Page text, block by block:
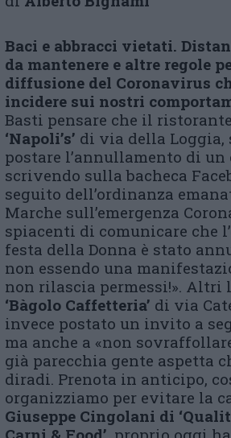
Baci e abbracci vietati.
da mantenere e altre regole
diffusione del Coronavirus
incidere sui nostri
Basti pensare che il
‘Napoli’s’ di via della Loggia,
postare l’annullamento di un
scrivendo sulla bacheca
seguito dell’ordinanza
Marche sull’emergenza
spiacenti di comunicare che
festa della Donna è stato
non essendo una
non rilascia permessi!». Altri
‘Bàgolo Caffetteria’ di via
invece postato un invito a
ma anche a «non
già parecchia gente aspetta
diradi. Prenota in anticipo,
organizziamo per evitare la
Giuseppe Cingolani di